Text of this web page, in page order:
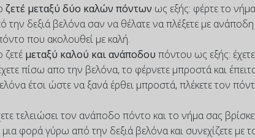
ζετέ μεταξύ δύο καλών πόντων ως εξής: φέρτε το νήμα
την δεξιά βελόνα σαν να θέλατε να πλέξετε με ανάποδη
που ακολουθεί με καλή.
ζετέ μεταξύ καλού και ανάποδου πόντου ως εξής: έχετε
πίσω απο την βελόνα, το φέρνετε μπροστά και
έτσι ώστε να ξανά έρθει μπροστά, πλέκετε τον
τελειώσει τον ανάποδο πόντο και το νήμα σας
φορά γύρω από την δεξιά βελόνα και συνεχίζετε με